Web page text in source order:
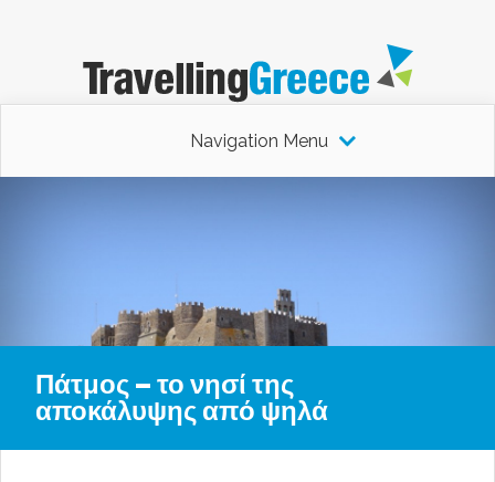
Navigation Menu
Πάτμος – το νησί της
αποκάλυψης από ψηλά